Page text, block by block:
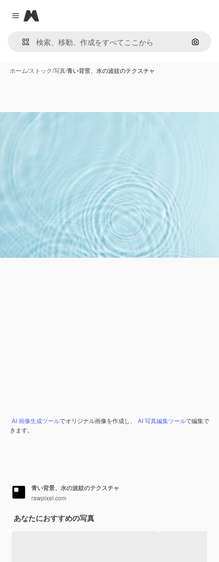
Close menu
Magnific
画像で
ホーム/ストック/写真/青い背景、水の波紋のテクスチャ
AI 画像生成ツールでオリジナル画像を作成し、 AI 写真編集ツールで編集で
きます。
青い背景、水の波紋のテクスチャ
rawpixel.com
あなたにおすすめの写真